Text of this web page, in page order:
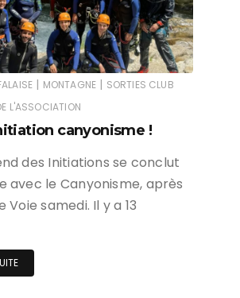
| MONTAGNE | SORTIES CLUB
L'ASSOCIATION
canyonisme !
des Initiations se conclut
avec le Canyonisme, après
Voie samedi. Il y a 13